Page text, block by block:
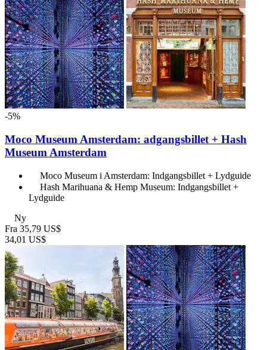
-5%
Moco Museum Amsterdam: adgangsbillet + Hash
Museum Amsterdam
Moco Museum i Amsterdam: Indgangsbillet + Lydguide
Hash Marihuana & Hemp Museum: Indgangsbillet +
Lydguide
Ny
Fra 35,79 US$
34,01 US$